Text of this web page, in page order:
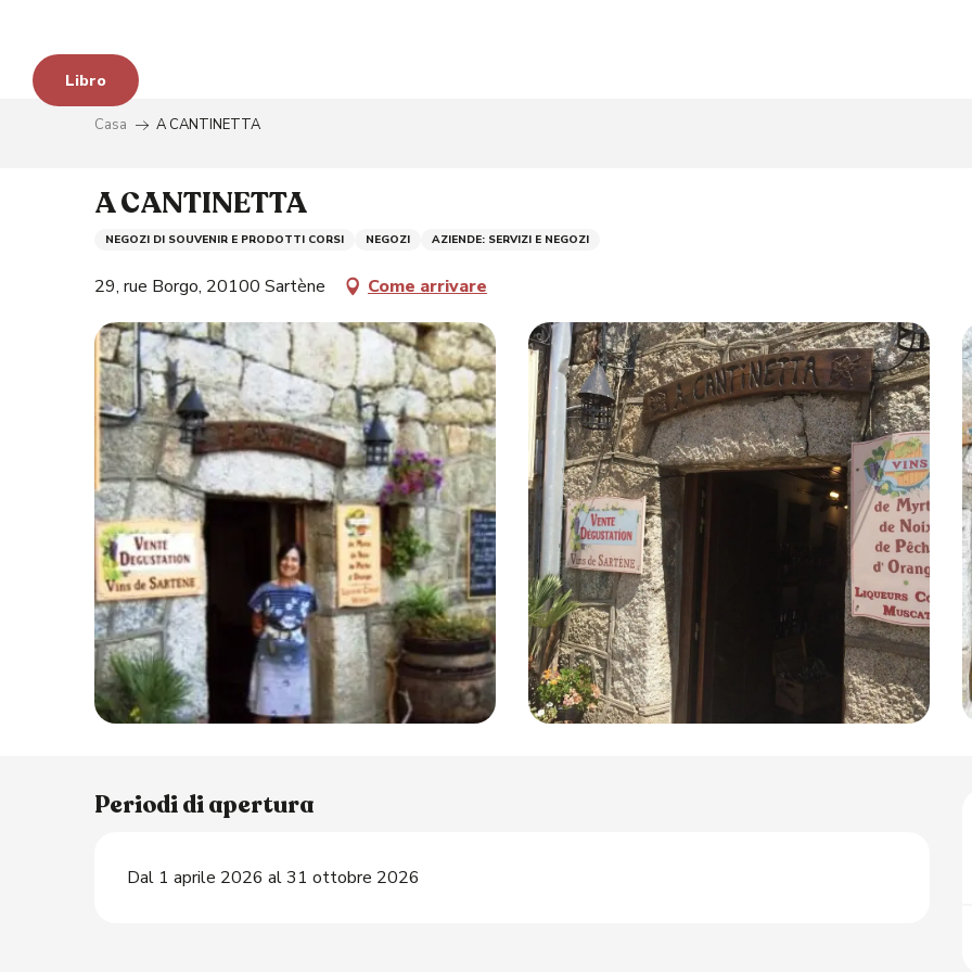
contenu
principal
Libro
Casa A CANTINETTA
A CANTINETTA
NEGOZI DI SOUVENIR E PRODOTTI CORSI NEGOZI AZIENDE: SERVIZI E NEGOZI
29, rue Borgo, 20100 Sartène Come arrivare
Periodi di apertura
Dal 1 aprile 2026 al 31 ottobre 2026